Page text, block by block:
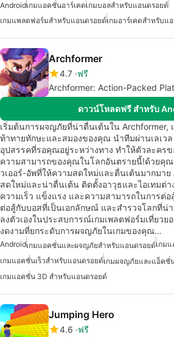
Androidเกมแอคชั่นอาร์เคดเกมบอลสำหรับแอนดรอยด์
เกมแพลตฟอร์มสำหรับแอนดรอยด์เกมอาร์เคดสำหรับแ
Archformer
4.7 ฟรี
Archformer: Action-Packed
ดาวน์โหลดฟรี สำหรับ
เริ่มต้นการผจญภัยที่น่าตื่นเต้นใน Archformer,
ท้าทายทักษะและสมองของคุณ นำทีมผ่านเลเว
อุปสรรคที่รอคุณอยู่ระหว่างทาง ทำให้ตัวละคร
ความสามารถของคุณในโลกอันตรายนี้!ด้วยคุ
วเออร์-อัพที่ให้ความสดใหม่และตื่นเต้นมากมาย
สดใหม่และน่าตื่นเต้น ติดตั้งอาวุธและไอเทมต่
ความเร็ว แข็งแรง และความสามารถในการต่
ต่อสู้กับบอสที่เป็นเอกลักษณ์ และสำรวจโลกที่น่
ลงตัวเองในประสบการณ์เกมเพลตฟอร์มเที่ยวย
งดงามที่ยกระดับการผจญภัยในเกมของคุณ…
Androidเกมแอคชั่นและผจญภัยสำหรับแอนดรอยด์เกม
เกมแอคชั่นเร็วสำหรับแอนดรอยด์เกมผจญภัยและแอ็คชั่
เกมแอคชั่น 3D สำหรับแอนดรอยด์
Jumping Hero
4.6 ฟรี